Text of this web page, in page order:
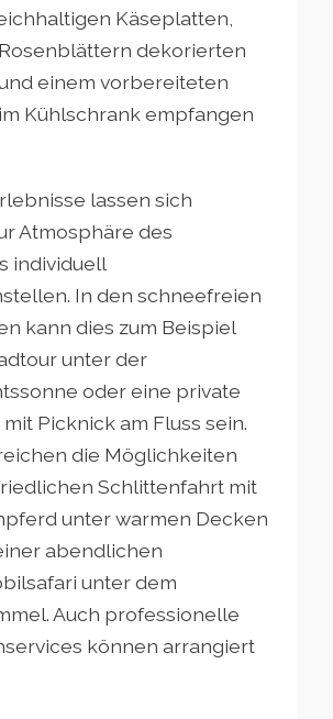
Käseplatten,
dekorierten
einem vorbereiteten
Kühlschrank empfangen
lassen sich
Atmosphäre des
individuell
In den schneefreien
kann dies zum Beispiel
unter der
oder eine private
Picknick am Fluss sein.
die Möglichkeiten
Schlittenfahrt mit
unter warmen Decken
abendlichen
unter dem
Auch professionelle
können arrangiert